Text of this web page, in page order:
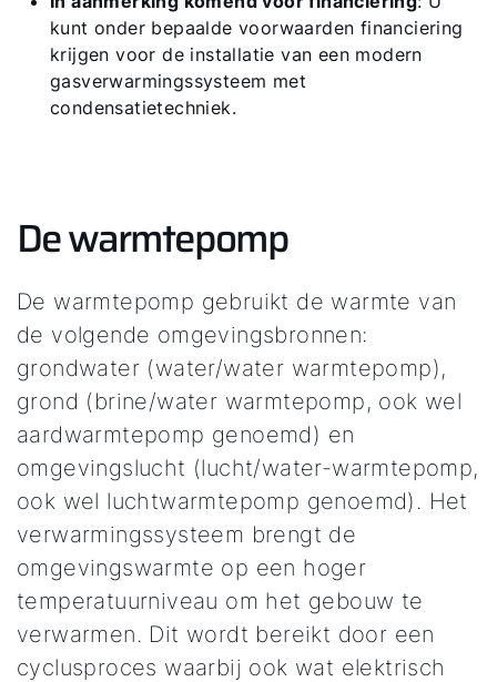
kunt onder bepaalde voorwaarden financiering
krijgen voor de installatie van een modern
gasverwarmingssysteem met
condensatietechniek.
De warmtepomp
De warmtepomp gebruikt de warmte van
de volgende omgevingsbronnen:
grondwater (water/water warmtepomp),
grond (brine/water warmtepomp, ook wel
aardwarmtepomp genoemd) en
omgevingslucht (lucht/water-warmtepomp,
ook wel luchtwarmtepomp genoemd). Het
verwarmingssysteem brengt de
omgevingswarmte op een hoger
temperatuurniveau om het gebouw te
verwarmen. Dit wordt bereikt door een
cyclusproces waarbij ook wat elektrisch
Adresgegevens
Ook interessant?